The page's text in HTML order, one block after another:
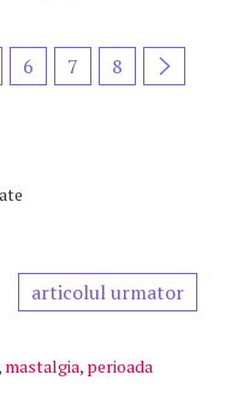
6 7 8
articolul urmator
, mastalgia, perioada